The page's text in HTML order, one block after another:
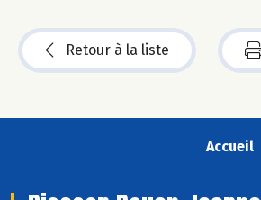
Retour à la liste
Accueil